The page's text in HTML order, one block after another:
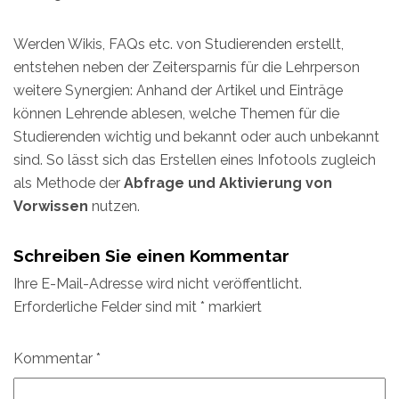
Werden Wikis, FAQs etc. von Studierenden erstellt,
entstehen neben der Zeitersparnis für die Lehrperson
weitere Synergien: Anhand der Artikel und Einträge
können Lehrende ablesen, welche Themen für die
Studierenden wichtig und bekannt oder auch unbekannt
sind. So lässt sich das Erstellen eines Infotools zugleich
als Methode der Abfrage und Aktivierung von
Vorwissen nutzen.
Schreiben Sie einen Kommentar
Ihre E-Mail-Adresse wird nicht veröffentlicht.
Erforderliche Felder sind mit * markiert
Kommentar *